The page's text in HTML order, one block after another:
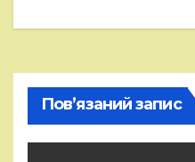
Пов’язаний запис